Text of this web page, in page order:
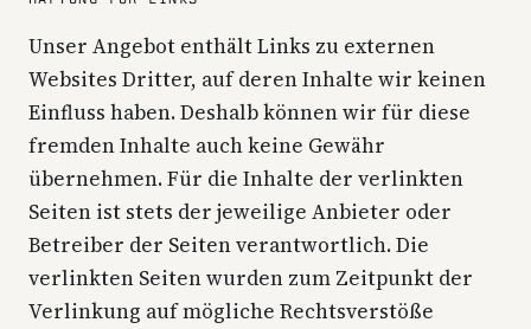
Unser Angebot enthält Links zu externen
Websites Dritter, auf deren Inhalte wir keinen
Einfluss haben. Deshalb können wir für diese
fremden Inhalte auch keine Gewähr
übernehmen. Für die Inhalte der verlinkten
Seiten ist stets der jeweilige Anbieter oder
Betreiber der Seiten verantwortlich. Die
verlinkten Seiten wurden zum Zeitpunkt der
Verlinkung auf mögliche Rechtsverstöße